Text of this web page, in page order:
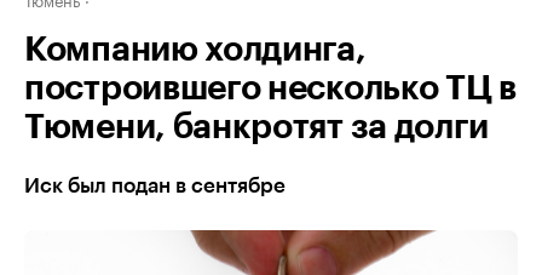
Компанию холдинга,
построившего несколько ТЦ в
Тюмени, банкротят за долги
Иск был подан в сентябре